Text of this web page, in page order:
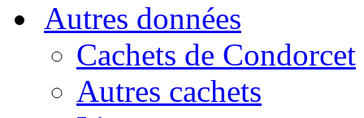
Autres données
Cachets de Condorcet
Autres cachets